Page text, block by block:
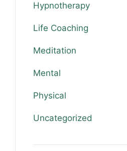
Hypnotherapy
Life Coaching
Meditation
Mental
Physical
Uncategorized